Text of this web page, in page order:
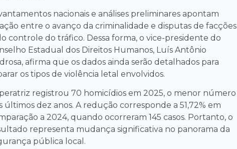
nacionais e análises preliminares apontam
entre o avanço da criminalidade e disputas de facções
controle do tráfico. Dessa forma, o vice-presidente do
Estadual dos Direitos Humanos, Luís Antônio
afirma que os dados ainda serão detalhados para
os tipos de violência letal envolvidos.
registrou 70 homicídios em 2025, o menor número
últimos dez anos. A redução corresponde a 51,72% em
a 2024, quando ocorreram 145 casos. Portanto, o
representa mudança significativa no panorama da
pública local.